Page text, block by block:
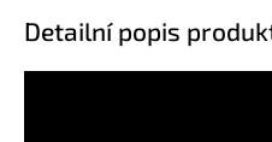
Detailní popis